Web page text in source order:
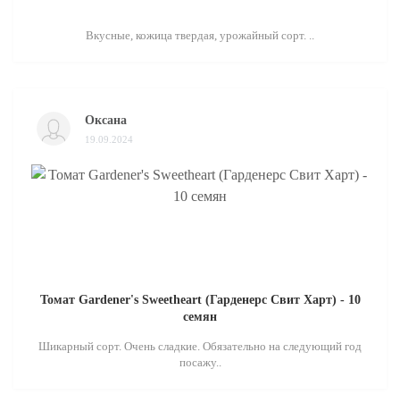
Вкусные, кожица твердая, урожайный сорт. ..
Оксана
19.09.2024
Томат Gardener's Sweetheart (Гарденерс Свит Харт) - 10
семян
Шикарный сорт. Очень сладкие. Обязательно на следующий год
посажу..